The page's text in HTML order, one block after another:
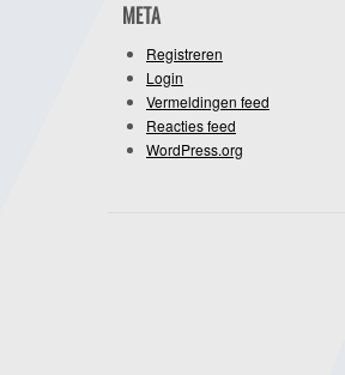
META
Registreren
Login
Vermeldingen feed
Reacties feed
WordPress.org